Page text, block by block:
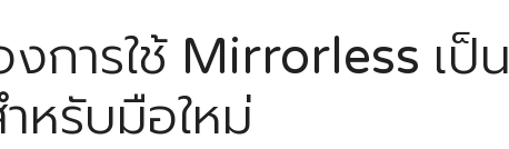
การใช้ Mirrorless เป็น
หรับมือใหม่